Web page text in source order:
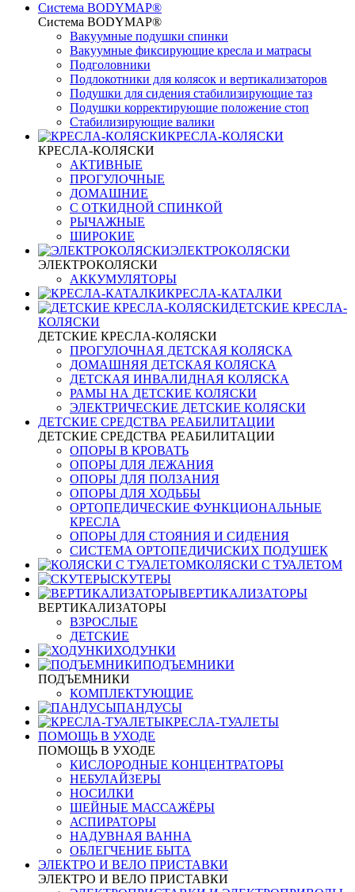
Система BODYMAP®
Система BODYMAP®
Вакуумные подушки спинки
Вакуумные фиксирующие кресла и матрасы
Подголовники
Подлокотники для колясок и вертикализаторов
Подушки для сидения стабилизирующие таз
Подушки корректирующие положение стоп
Стабилизирующие валики
КРЕСЛА-КОЛЯСКИ
КРЕСЛА-КОЛЯСКИ
АКТИВНЫЕ
ПРОГУЛОЧНЫЕ
ДОМАШНИЕ
С ОТКИДНОЙ СПИНКОЙ
РЫЧАЖНЫЕ
ШИРОКИЕ
ЭЛЕКТРОКОЛЯСКИ
ЭЛЕКТРОКОЛЯСКИ
АККУМУЛЯТОРЫ
КРЕСЛА-КАТАЛКИ
ДЕТСКИЕ КРЕСЛА-
КОЛЯСКИ
ДЕТСКИЕ КРЕСЛА-КОЛЯСКИ
ПРОГУЛОЧНАЯ ДЕТСКАЯ КОЛЯСКА
ДОМАШНЯЯ ДЕТСКАЯ КОЛЯСКА
ДЕТСКАЯ ИНВАЛИДНАЯ КОЛЯСКА
РАМЫ НА ДЕТСКИЕ КОЛЯСКИ
ЭЛЕКТРИЧЕСКИЕ ДЕТСКИЕ КОЛЯСКИ
ДЕТСКИЕ СРЕДСТВА РЕАБИЛИТАЦИИ
ДЕТСКИЕ СРЕДСТВА РЕАБИЛИТАЦИИ
ОПОРЫ В КРОВАТЬ
ОПОРЫ ДЛЯ ЛЕЖАНИЯ
ОПОРЫ ДЛЯ ПОЛЗАНИЯ
ОПОРЫ ДЛЯ ХОДЬБЫ
ОРТОПЕДИЧЕСКИЕ ФУНКЦИОНАЛЬНЫЕ
КРЕСЛА
ОПОРЫ ДЛЯ СТОЯНИЯ И СИДЕНИЯ
СИСТЕМА ОРТОПЕДИЧИСКИХ ПОДУШЕК
КОЛЯСКИ С ТУАЛЕТОМ
СКУТЕРЫ
ВЕРТИКАЛИЗАТОРЫ
ВЕРТИКАЛИЗАТОРЫ
ВЗРОСЛЫЕ
ДЕТСКИЕ
ХОДУНКИ
ПОДЪЕМНИКИ
ПОДЪЕМНИКИ
КОМПЛЕКТУЮЩИЕ
ПАНДУСЫ
КРЕСЛА-ТУАЛЕТЫ
ПОМОЩЬ В УХОДЕ
ПОМОЩЬ В УХОДЕ
КИСЛОРОДНЫЕ КОНЦЕНТРАТОРЫ
НЕБУЛАЙЗЕРЫ
НОСИЛКИ
ШЕЙНЫЕ МАССАЖЁРЫ
АСПИРАТОРЫ
НАДУВНАЯ ВАННА
ОБЛЕГЧЕНИЕ БЫТА
ЭЛЕКТРО И ВЕЛО ПРИСТАВКИ
ЭЛЕКТРО И ВЕЛО ПРИСТАВКИ